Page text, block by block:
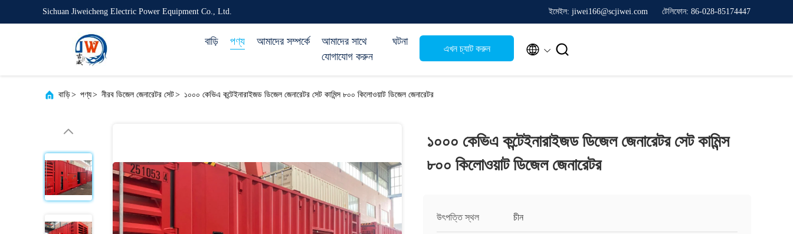
Sichuan Jiweicheng Electric Power Equipment Co., Ltd. ইমেইল: jiwei166@scjiwei.com টেলিফোন: 86-028-85174447
বাড়ি পণ্য আমাদের সম্পর্কে
আমাদের সাথে
যোগাযোগ করুন
ঘটনা
এখন চ্যাট করুন  
বাড়ি> পণ্য> নীরব ডিজেল জেনারেটর সেট> ১০০০ কেভিএ কন্টেইনারাইজড ডিজেল জেনারেটর সেট কামিন্স ৮০০ কিলোওয়াট ডিজেল জেনারেটর
১০০০ কেভিএ কন্টেইনারাইজড ডিজেল জেনারেটর সেট কামিন্স
৮০০ কিলোওয়াট ডিজেল জেনারেটর
উৎপত্তি স্থল চীন